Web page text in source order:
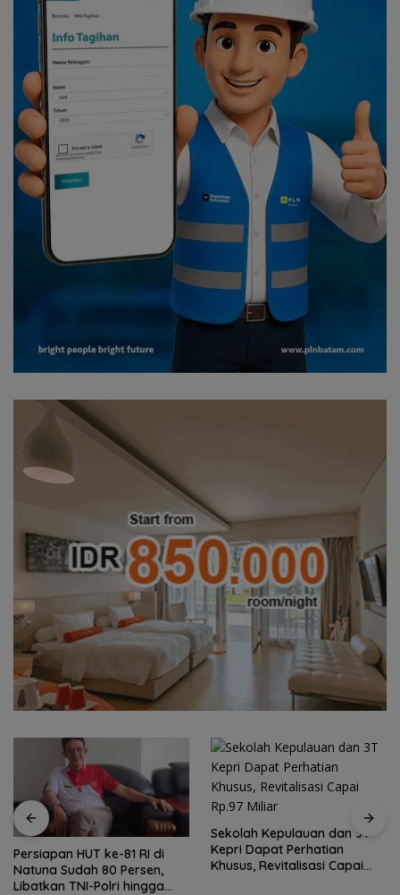
Persiapan HUT ke-81 RI di
Natuna Sudah 80 Persen,
Libatkan TNI-Polri hingga
Sekolah Kepulauan dan 3T
Kepri Dapat Perhatian
Khusus, Revitalisasi Capai